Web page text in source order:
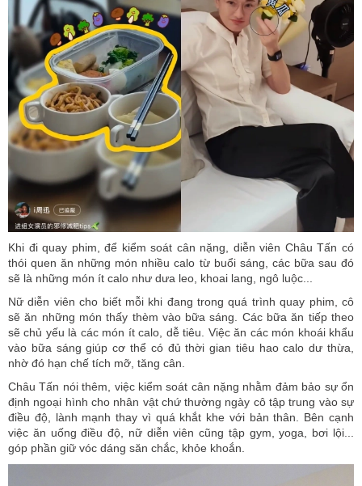
Khi đi quay phim, để kiểm soát cân nặng, diễn viên Châu Tấn có
thói quen ăn những món nhiều calo từ buổi sáng, các bữa sau đó
sẽ là những món ít calo như dưa leo, khoai lang, ngô luộc...
Nữ diễn viên cho biết mỗi khi đang trong quá trình quay phim, cô
sẽ ăn những món thấy thèm vào bữa sáng. Các bữa ăn tiếp theo
sẽ chủ yếu là các món ít calo, dễ tiêu. Việc ăn các món khoái khẩu
vào bữa sáng giúp cơ thể có đủ thời gian tiêu hao calo dư thừa,
nhờ đó hạn chế tích mỡ, tăng cân.
Châu Tấn nói thêm, việc kiểm soát cân nặng nhằm đảm bảo sự ổn
định ngoại hình cho nhân vật chứ thường ngày cô tập trung vào sự
điều độ, lành mạnh thay vì quá khắt khe với bản thân. Bên cạnh
việc ăn uống điều độ, nữ diễn viên cũng tập gym, yoga, bơi lội...
góp phần giữ vóc dáng săn chắc, khỏe khoắn.